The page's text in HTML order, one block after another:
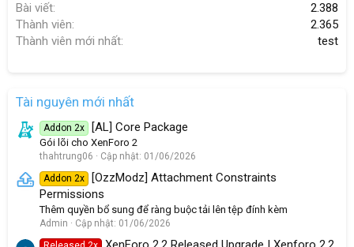
Bài viết
2.388
Thành viên
2.365
Thành viên mới nhất
test
Tài nguyên mới nhất
Addon 2x [AL] Core Package
Gói lõi cho XenForo 2
thahtrung06 Cập nhật: 01/06/2026
Addon 2x
[OzzModz] Attachment Constraints
Permissions
Thêm quyền bổ sung để ràng buộc tải lên tệp đính kèm
Admin Cập nhật: 01/06/2026